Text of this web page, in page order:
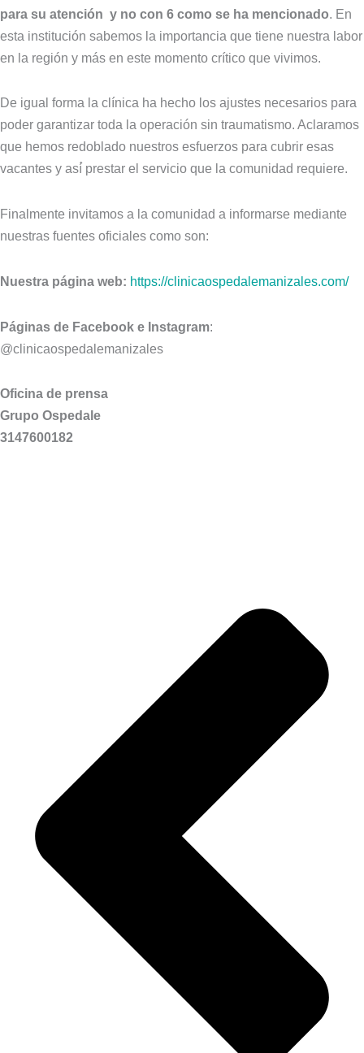
para su atención y no con 6 como se ha mencionado. En
esta institución sabemos la importancia que tiene nuestra labor
en la región y más en este momento crítico que vivimos.
De igual forma la clínica ha hecho los ajustes necesarios para
poder garantizar toda la operación sin traumatismo. Aclaramos
que hemos redoblado nuestros esfuerzos para cubrir esas
vacantes y así́ prestar el servicio que la comunidad requiere.
Finalmente invitamos a la comunidad a informarse mediante
nuestras fuentes oficiales como son:
Nuestra página web: https://clinicaospedalemanizales.com/
Páginas de Facebook e Instagram:
@clinicaospedalemanizales
Oficina de prensa
Grupo Ospedale
3147600182